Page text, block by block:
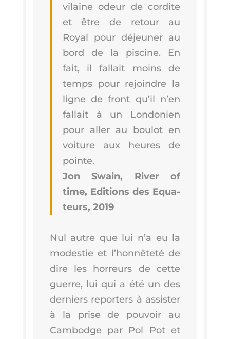
vilaine odeur de cor­dite
et être de retour au
Royal pour déjeu­ner au
bord de la pis­cine. En
fait, il fal­lait moins de
temps pour rejoindre la
ligne de front qu’il n’en
fal­lait à un Lon­do­nien
pour aller au bou­lot en
voi­ture aux heures de
pointe.
Jon Swain, River of
time, Edi­tions des Equa­
teurs, 2019
Nul autre que lui n’a eu la
modes­tie et l’hon­nê­te­té de
dire les hor­reurs de cette
guerre, lui qui a été un des
der­niers repor­ters à assis­ter
à la prise de pou­voir au
Cam­bodge par Pol Pot et